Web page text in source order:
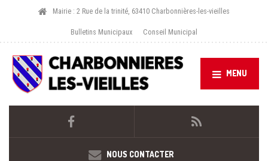
Mairie : 2 Rue de la trinité, 63410 Charbonnières-les-vieilles
Bulletins Municipaux Conseil Municipal
MENU
NOUS CONTACTER